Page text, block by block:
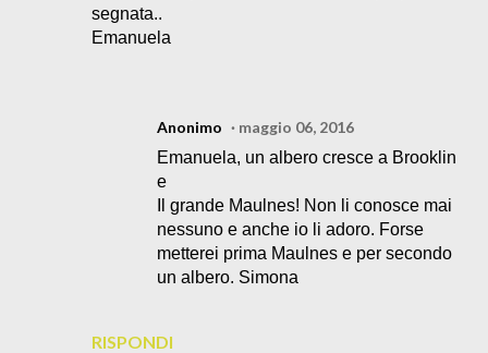
segnata..
Emanuela
RISPONDI
Anonimo
maggio 06, 2016
Emanuela, un albero cresce a Brooklin
e
Il grande Maulnes! Non li conosce mai
nessuno e anche io li adoro. Forse
metterei prima Maulnes e per secondo
un albero. Simona